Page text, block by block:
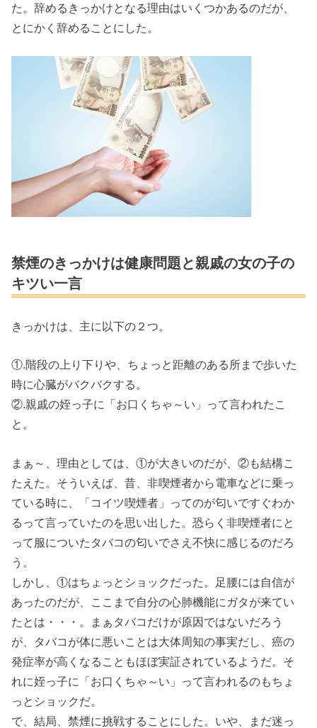
た。辞めるきっかけとなる理由はいくつかあるのだが、
とにかく辞めることにした。
禁煙のきっかけは健康問題と親戚の女の子の
キツい一言
きっかけは、主に以下の２つ。
①.階段の上り下りや、ちょっと距離のある所まで歩いた
時に心臓がバクバクする。
②.親戚の姪っ子に「お口くちゃ～い」って言われたこ
と。
まぁ～、理由としては、①が大きいのだが、②も結構こ
たえた。そういえば、昔、非喫煙者から電車などに乗っ
ている時に、「コイツ喫煙者」ってのが匂いですぐわか
るって言っていたのを思い出した。恐らく非喫煙者にと
って服についたタバコの匂いでさえ不快に感じるのだろ
う。
しかし、①はちょっとショックだった。足腰には自信が
あったのだが、ここまで自分の心肺機能にガタが来てい
たとは・・・。まぁタバコだけが原因ではないだろう
が、タバコが体に悪いことは大体周知の事実だし、癌の
発症率が高くなることもほぼ実証されているようだ。そ
れに姪っ子に「お口くちゃ～い」って言われるのもちょ
っとショックだ。
で、結局、禁煙に挑戦することにした。いや、まだ迷っ